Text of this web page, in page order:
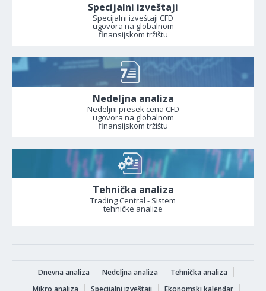
Specijalni izveštaji
Specijalni izveštaji CFD
ugovora na globalnom
finansijskom tržištu
Nedeljna analiza
Nedeljni presek cena CFD
ugovora na globalnom
finansijskom tržištu
Tehnička analiza
Trading Central - Sistem
tehničke analize
Dnevna analiza Nedeljna analiza
Tehnička analiza
Mikro analiza
Specijalni izveštaji Ekonomski kalendar